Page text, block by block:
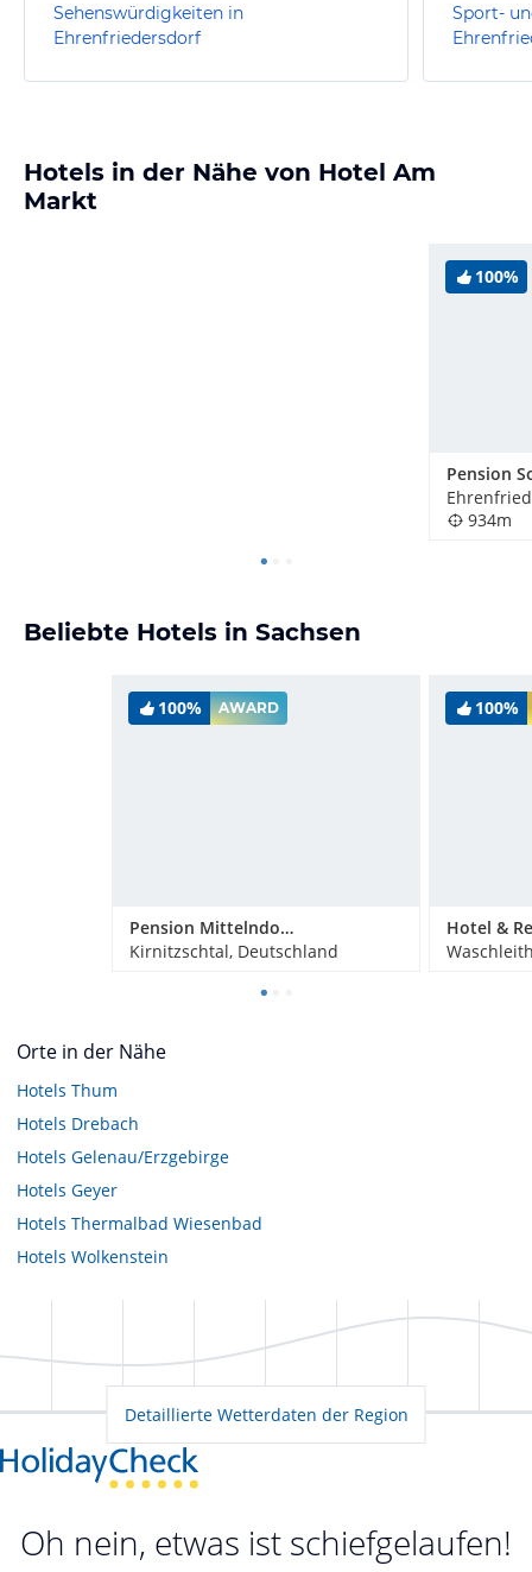
Sehenswürdigkeiten in
Ehrenfriedersdorf
Sport-
Hotels in der Nähe von Hotel Am
Markt
100%
934m
Beliebte Hotels in Sachsen
100% AWARD
Pension Mittelndorfer Mühle
Kirnitzschtal, Deutschland
100%
Orte in der Nähe
Hotels Thum
Hotels Drebach
Hotels Gelenau/Erzgebirge
Hotels Geyer
Hotels Thermalbad Wiesenbad
Hotels Wolkenstein
Detaillierte Wetterdaten der Region
Oh nein, etwas ist schiefgelaufen!